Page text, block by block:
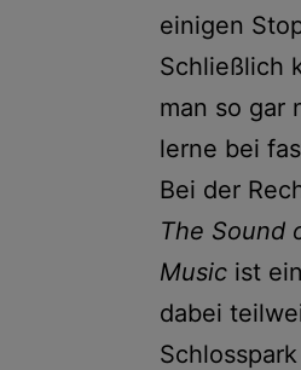
einigen
Schließlich
man so gar
lerne bei
Bei der
The Sound
Music ist
dabei